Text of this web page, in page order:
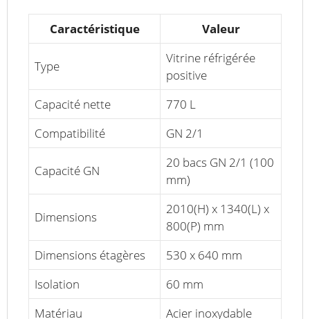
Caractéristique Valeur
Type
Vitrine réfrigérée
positive
Capacité nette
770 L
Compatibilité
GN 2/1
Capacité GN
20 bacs GN 2/1 (100
mm)
Dimensions
2010(H) x 1340(L) x
800(P) mm
Dimensions étagères
530 x 640 mm
Isolation
60 mm
Matériau
Acier inoxydable